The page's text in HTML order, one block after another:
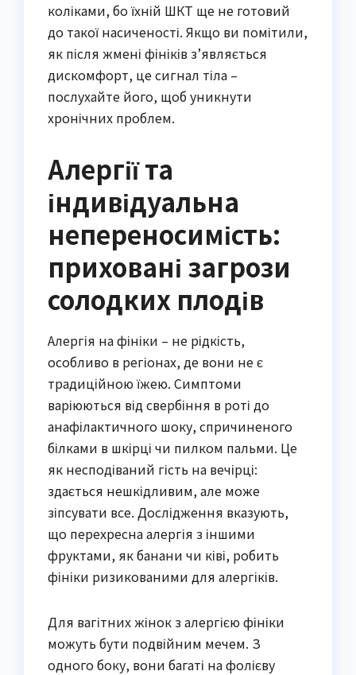
коліками, бо їхній ШКТ ще не готовий
до такої насиченості. Якщо ви помітили,
як після жмені фініків з’являється
дискомфорт, це сигнал тіла –
послухайте його, щоб уникнути
хронічних проблем.
Алергії та
індивідуальна
непереносимість:
приховані загрози
солодких плодів
Алергія на фініки – не рідкість,
особливо в регіонах, де вони не є
традиційною їжею. Симптоми
варіюються від свербіння в роті до
анафілактичного шоку, спричиненого
білками в шкірці чи пилком пальми. Це
як несподіваний гість на вечірці:
здається нешкідливим, але може
зіпсувати все. Дослідження вказують,
що перехресна алергія з іншими
фруктами, як банани чи ківі, робить
фініки ризикованими для алергіків.
Для вагітних жінок з алергією фініки
можуть бути подвійним мечем. З
одного боку, вони багаті на фолієву